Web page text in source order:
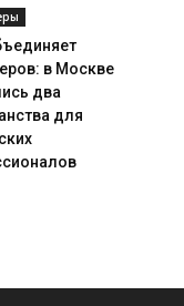
в Москве
два
для